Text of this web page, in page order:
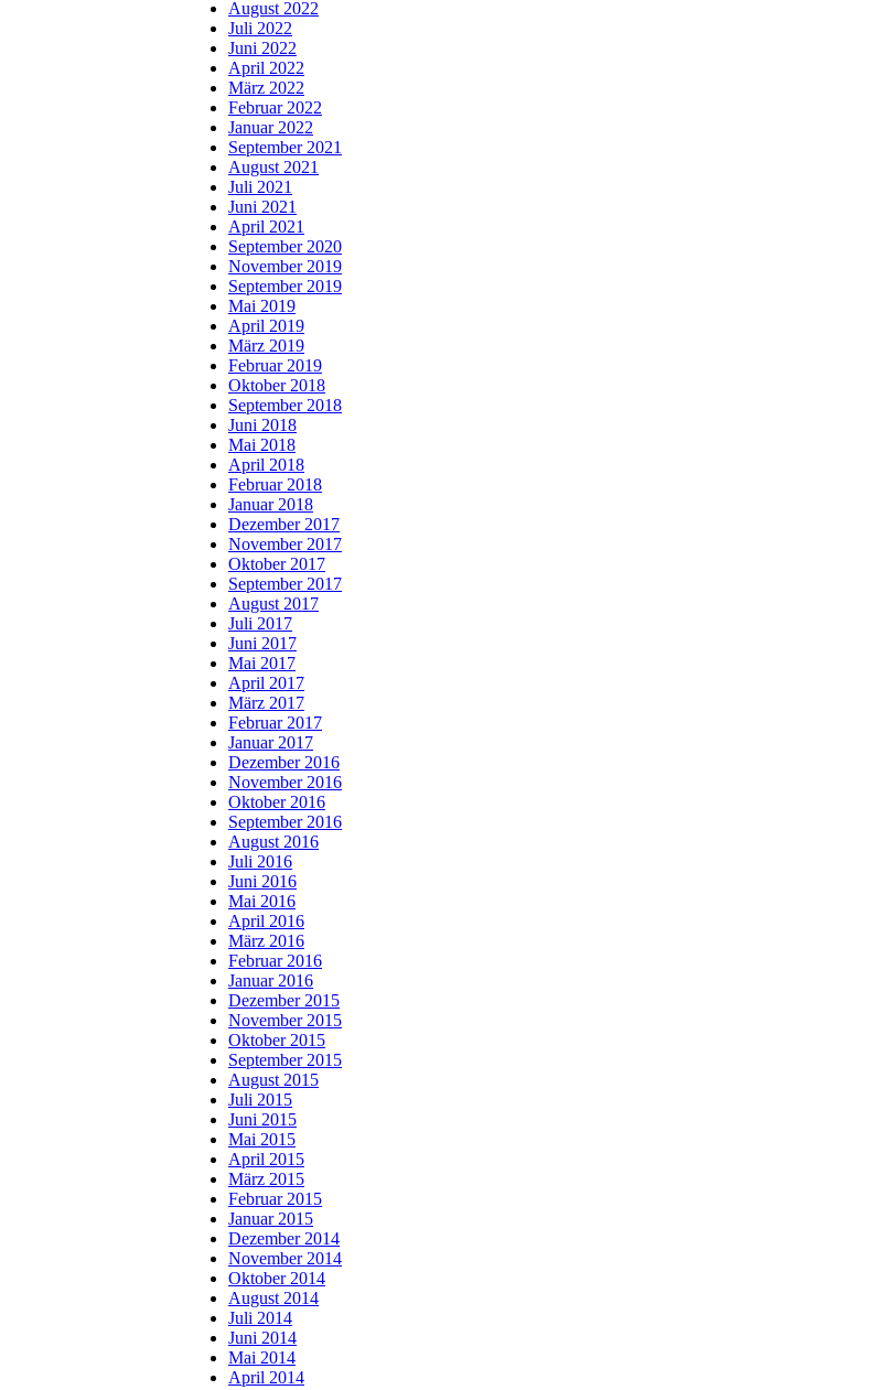
August 2022
Juli 2022
Juni 2022
April 2022
März 2022
Februar 2022
Januar 2022
September 2021
August 2021
Juli 2021
Juni 2021
April 2021
September 2020
November 2019
September 2019
Mai 2019
April 2019
März 2019
Februar 2019
Oktober 2018
September 2018
Juni 2018
Mai 2018
April 2018
Februar 2018
Januar 2018
Dezember 2017
November 2017
Oktober 2017
September 2017
August 2017
Juli 2017
Juni 2017
Mai 2017
April 2017
März 2017
Februar 2017
Januar 2017
Dezember 2016
November 2016
Oktober 2016
September 2016
August 2016
Juli 2016
Juni 2016
Mai 2016
April 2016
März 2016
Februar 2016
Januar 2016
Dezember 2015
November 2015
Oktober 2015
September 2015
August 2015
Juli 2015
Juni 2015
Mai 2015
April 2015
März 2015
Februar 2015
Januar 2015
Dezember 2014
November 2014
Oktober 2014
August 2014
Juli 2014
Juni 2014
Mai 2014
April 2014